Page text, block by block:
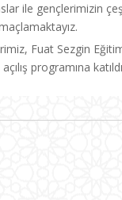
ile gençlerimizin
Fuat Sezgin
programına